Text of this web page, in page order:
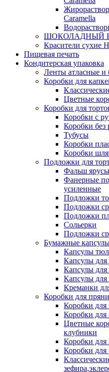
Caramella
ШОКОЛАДНЫЙ
Красители
Пищевая печать
Кондитерская упаковка
Ленты атласные и
Коробки для
Цветные
Коробки для
Коробки с
Коробки без
Тубусы
Коробки
Коробки
Подложки для
Фальш ярусы
Фанерные
усиленные
Подложки
Подложки
Подложки
Сольерки
Подложки
Бумажные
Капсулы
Капсулы для
Капсулы для
Капсулы для
Креманки
Коробки для
Коробки для
Коробки для
Цветные
клубники
Коробки для
Коробки для